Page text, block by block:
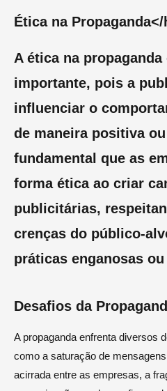
Ética na Propaganda</
A ética na propaganda
importante, pois a
influenciar o
de maneira positiva
fundamental que as
forma ética ao criar
publicitárias,
crenças do público-
práticas enganosas
Desafios da
A propaganda enfrenta diversos
como a saturação de
acirrada entre as empresas, a